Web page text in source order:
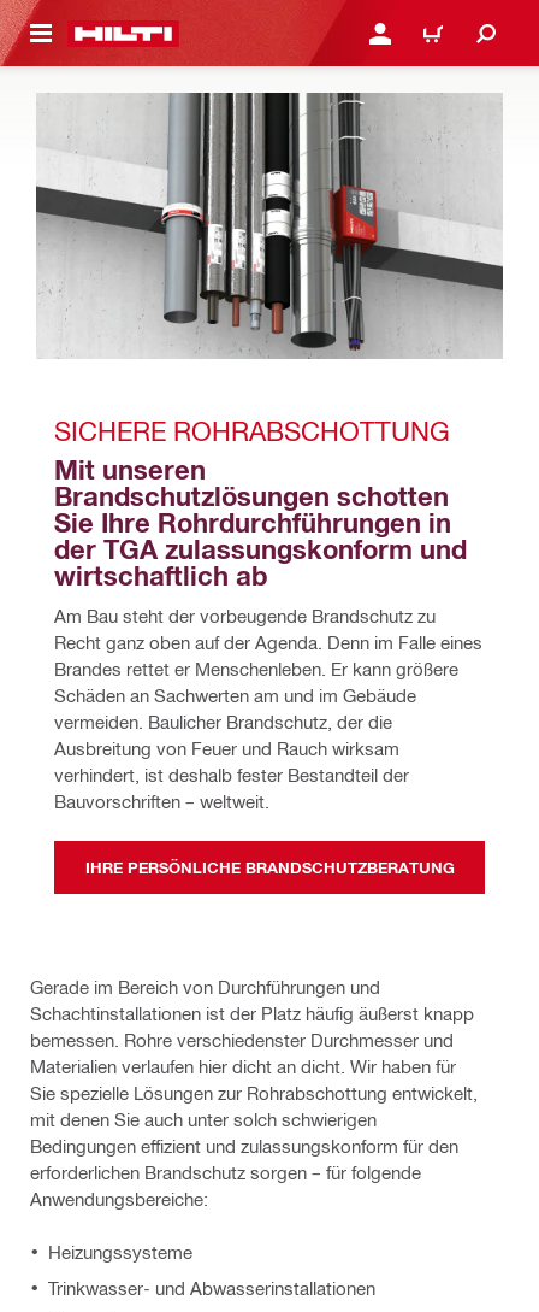
ANMELDEN ODER
WARENKORB
SICHERE ROHRABSCHOTTUNG
Mit unseren
Brandschutzlösungen schotten
Sie Ihre Rohrdurchführungen in
der TGA zulassungskonform und
wirtschaftlich ab
Am Bau steht der vorbeugende Brandschutz zu
Recht ganz oben auf der Agenda. Denn im Falle eines
Brandes rettet er Menschenleben. Er kann größere
Schäden an Sachwerten am und im Gebäude
vermeiden. Baulicher Brandschutz, der die
Ausbreitung von Feuer und Rauch wirksam
verhindert, ist deshalb fester Bestandteil der
Bauvorschriften – weltweit.
IHRE PERSÖNLICHE BRANDSCHUTZBERATUNG
Gerade im Bereich von Durchführungen und
Schachtinstallationen ist der Platz häufig äußerst knapp
bemessen. Rohre verschiedenster Durchmesser und
Materialien verlaufen hier dicht an dicht. Wir haben für
Sie spezielle Lösungen zur Rohrabschottung entwickelt,
mit denen Sie auch unter solch schwierigen
Bedingungen effizient und zulassungskonform für den
erforderlichen Brandschutz sorgen – für folgende
Anwendungsbereiche:
Heizungssysteme
Trinkwasser- und Abwasserinstallationen